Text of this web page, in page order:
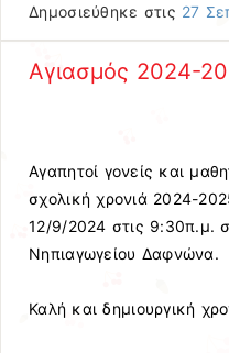
Δημοσιεύθηκε στις 27
Αγιασμός 2024-
Αγαπητοί γονείς και
σχολική χρονιά 2024-
12/9/2024 στις 9:30π.μ.
Νηπιαγωγείου Δαφνώνα.
Καλή και δημιουργική